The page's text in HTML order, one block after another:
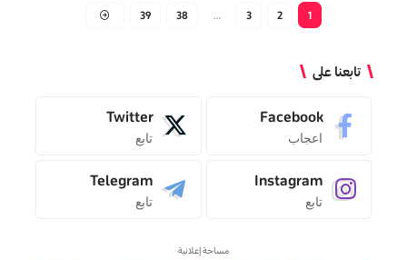
1
2
3
…
38
39
تابعنا على
Facebook
اعجاب
Twitter
تابع
Instagram
تابع
Telegram
تابع
مساحة إعلانية